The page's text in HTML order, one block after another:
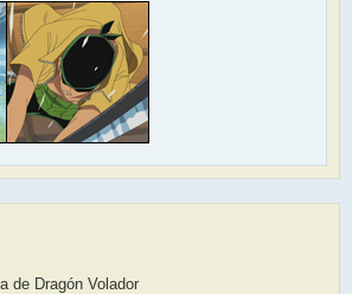
de Dragón Volador